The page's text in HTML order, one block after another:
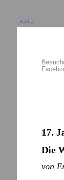
Anzeige
17.
Die
von